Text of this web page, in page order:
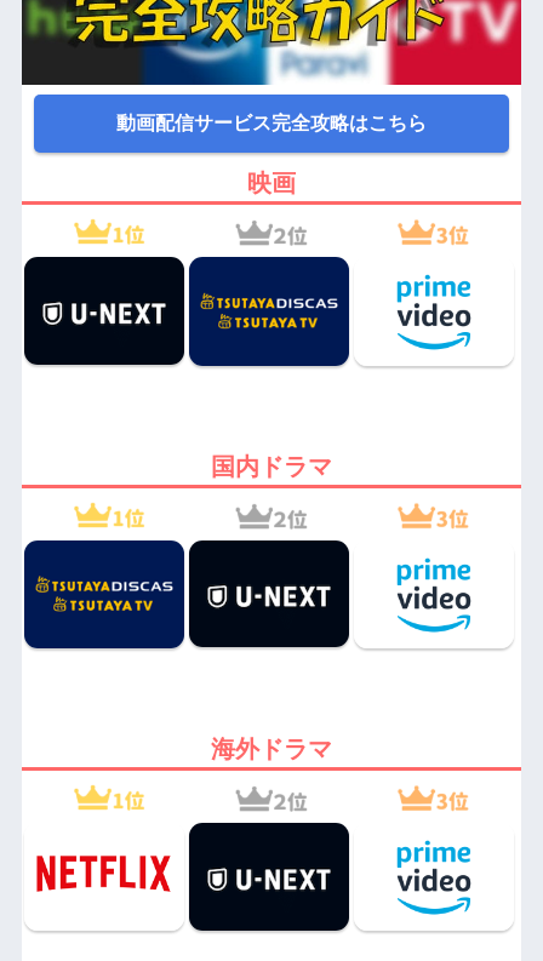
動画配信サービス完全攻略はこちら
映画
国内ドラマ
海外ドラマ